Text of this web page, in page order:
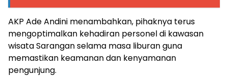
AKP Ade Andini menambahkan, pihaknya terus
mengoptimalkan kehadiran personel di kawasan
wisata Sarangan selama masa liburan guna
memastikan keamanan dan kenyamanan
pengunjung.